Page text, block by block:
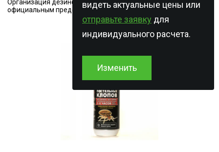
видеть актуальные цены или
отправьте заявку для
индивидуального расчета.
Изменить
Организация дезинфекции ГЛАВДЕЗЦЕНТР является
официальным представителем препарата GEKTOR.